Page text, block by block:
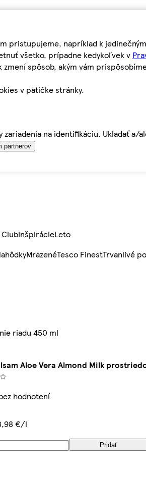
pristupujeme, napríklad k
všetko, prípadne kedykoľvek v
spôsob, akým vám
v pätičke stránky.
na identifikáciu. Ukladať
partnerov
InšpirácieLeto
MrazenéTesco FinestTrvanlivé
riadu 450 ml
Aloe Vera Almond Milk
hodnotení
€/l
Pridať